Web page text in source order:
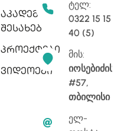
აკადემიის
შესახებ
პროექტები
ვიდეოები
ტელ:
0322 15 15
40 (5)
მის:
იოსებიძის
#57,
თბილისი
ელ-